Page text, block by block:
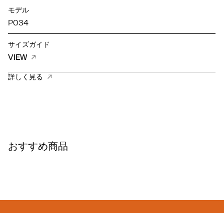
モデル
P034
サイズガイド
VIEW
詳しく見る
おすすめ商品